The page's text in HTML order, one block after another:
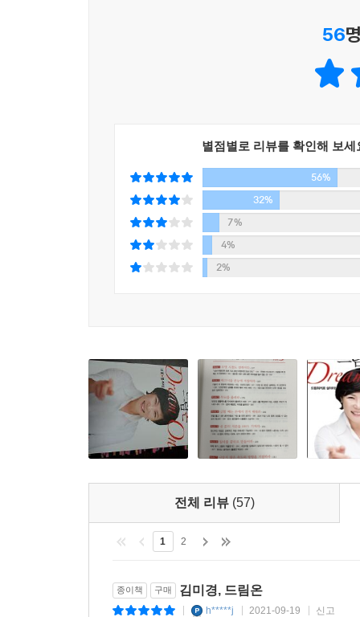
내 꿈의 카테고리를 확인할 수 있는 세 가지 질문
부부는 서로의 꿈을 키워주는 부모다
불공정거래로 시작하는 결혼은 하지 마라
꿈을 가진 여자는 버티는 게 정답이다
서로를 ‘내 평생의 작품’이라고 말할 수 있는 부부
드림리스트를 업데이트하라
버킷리스트야말로 걷어차버려야 할 것
꿈의 나침반이 될 드림리스트를 부지런히 업데이
Part 5 탁월함을 넘어 비범함으로
꿈의 길을 드림파트너와 함께 가라
우리 모두 인간관계에 미숙한 인간이라는 전제
바로 한 단계 윗사람을 멘토로 삼고 분야별로 스승
타고난 성품은 바꿀 수 없지만 인격은 얼마든지 성
인간관계의 302법칙
꿈은 지루하고 기나긴 다큐멘터리다
내 꿈과 남의 꿈까지 지켜주는 것이 진정한 어른의
더 큰 문제는 이러한 불편함 때문에 혹은 세상이
방에 보이고 누구나 말하니까, 꿈이 세상에서 가
당신이 가진 ‘꿈의 개념’부터 의심해보라. 그리
있는 것은 아닌지도 스스로에게 물어보라. 꿈을
---「넘쳐나는 꿈들 사이에서 우리는 왜 지독한 소
꿈을 외면하면서 사는 것이 ‘찜찜한 불편’이라면,
로운 단어지만 막상 안으로 들어가면 너무나 역
고 말할 뿐이다. 아무리 자기 영역에서 잔뼈가 굵
---「꿈을 이룬 사람들도 고통 반 행복 반이다」중
꿈을 만드는 즉시 우리에게는 1,000개의 실패가
루어지느냐가 결정된다. 꿈을 이루고 싶다면
은 성장하게 돼 있다.
---「1,000개의 실패를 최대한 빨리 꺼내 써라」중
한 사람의 꿈이 만들어지고 이루어지는 데는 적
어질수록 빚을 지는 사람들의 숫자도 기하급수적
이루어진다.”면서 누구라도 꿈을 만들고, 키우
꿈의 재료와 기술, 메커니즘을 밝혀낸 대한민국 꿈
사실은 김미경 원장은 그녀 자신이 지난 20년간
셈이다. 연세대 음대 졸업 후 한창 잘되던 피아
야단치고, 끌고 간 것은 바로 ‘꿈’이었다. 서른이
분석해보니 그녀 역시 드림워커라면 누구나 공통
56
별점별로 리뷰를 확인해 보세
56%
32%
7%
4%
2%
전체 리뷰 (57)
1 2
종이책 구매 김미경, 드림온
h*****j 2021-09-19 신고